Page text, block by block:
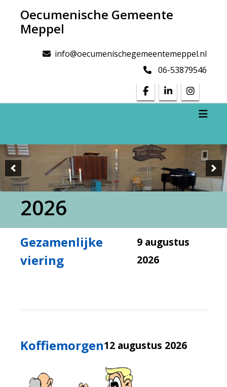
inhoud
Oecumenische Gemeente
Meppel
info@oecumenischegemeentemeppel.nl
06-53879546
2026
Gezamenlijke
viering
9 augustus
2026
Koffiemorgen12 augustus 2026